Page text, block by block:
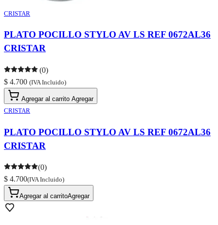
CRISTAR
PLATO POCILLO STYLO AV LS REF 0672AL36
CRISTAR
(0)
$ 4.700 (IVA Incluido)
Agregar al carrito Agregar
CRISTAR
PLATO POCILLO STYLO AV LS REF 0672AL36
CRISTAR
(0)
$ 4.700(IVA Incluido)
Agregar al carritoAgregar